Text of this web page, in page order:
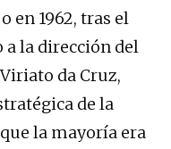
en 1962, tras el
a la dirección del
da Cruz,
de la
la mayoría era